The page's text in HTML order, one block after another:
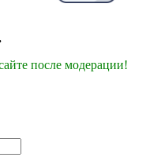
после модерации!